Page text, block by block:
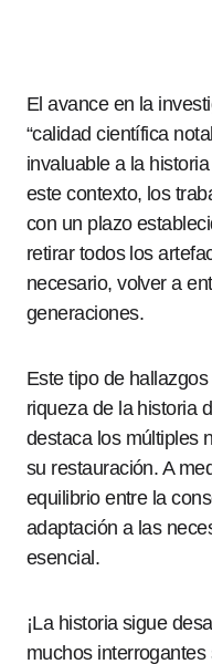
El avance en la
“calidad científica
invaluable a la
este contexto, los
con un plazo
retirar todos los
necesario, volver a
generaciones.
Este tipo de
riqueza de la historia
destaca los múltiples
su restauración. A
equilibrio entre la
adaptación a las
esencial.
¡La historia sigue
muchos interrogantes